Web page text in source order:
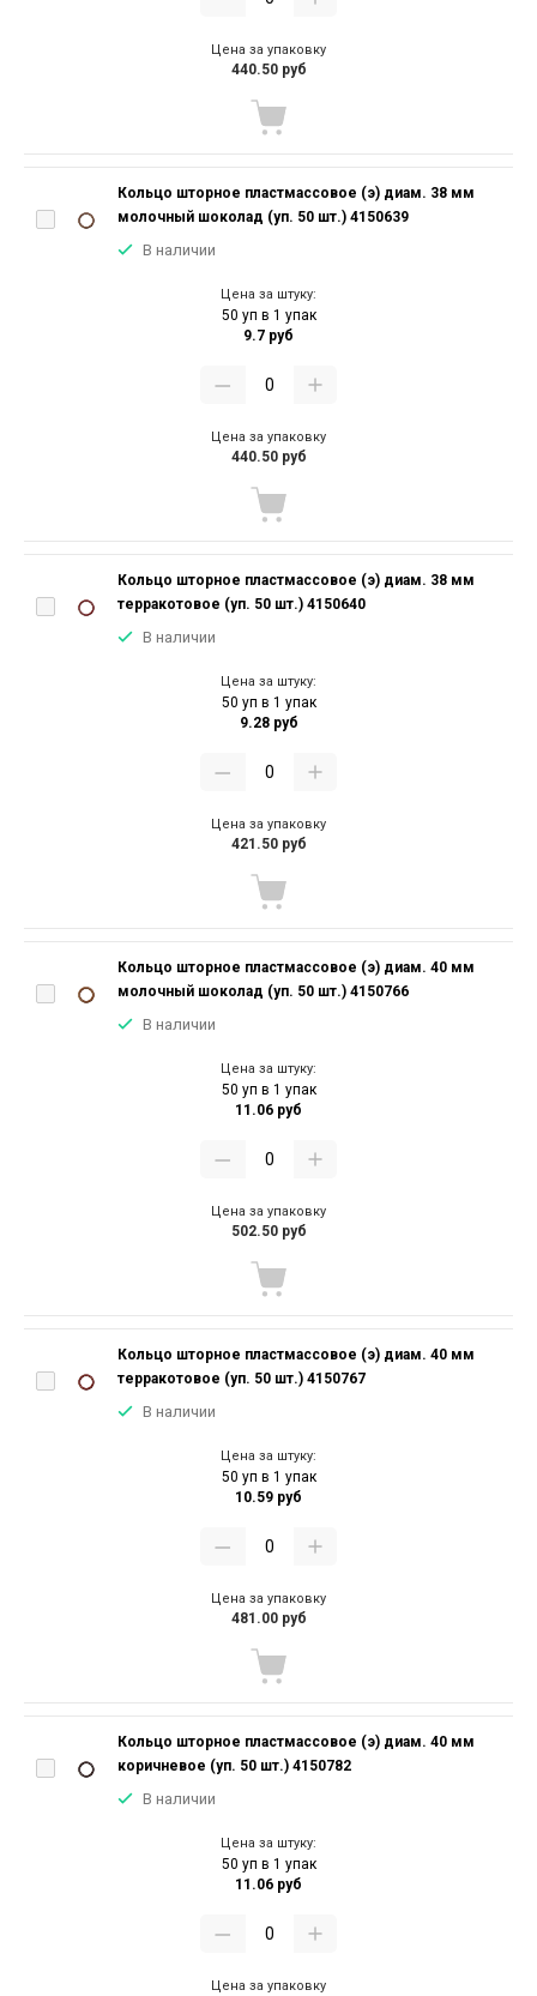
Цена за упаковку
440.50 руб
Кольцо шторное пластмассовое (э) диам. 38 мм
молочный шоколад (уп. 50 шт.) 4150639
В наличии
Цена за штуку:
50 уп в 1 упак
9.7 руб
Цена за упаковку
440.50 руб
Кольцо шторное пластмассовое (э) диам. 38 мм
терракотовое (уп. 50 шт.) 4150640
В наличии
Цена за штуку:
50 уп в 1 упак
9.28 руб
Цена за упаковку
421.50 руб
Кольцо шторное пластмассовое (э) диам. 40 мм
молочный шоколад (уп. 50 шт.) 4150766
В наличии
Цена за штуку:
50 уп в 1 упак
11.06 руб
Цена за упаковку
502.50 руб
Кольцо шторное пластмассовое (э) диам. 40 мм
терракотовое (уп. 50 шт.) 4150767
В наличии
Цена за штуку:
50 уп в 1 упак
10.59 руб
Цена за упаковку
481.00 руб
Кольцо шторное пластмассовое (э) диам. 40 мм
коричневое (уп. 50 шт.) 4150782
В наличии
Цена за штуку:
50 уп в 1 упак
11.06 руб
Цена за упаковку